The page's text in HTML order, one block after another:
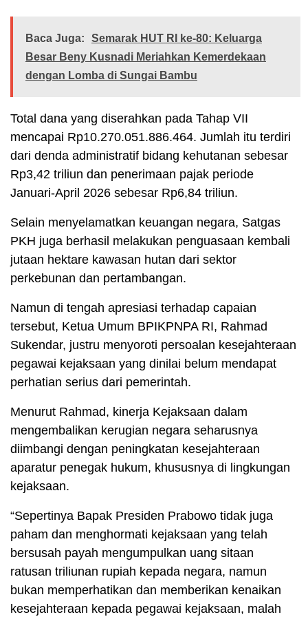
Baca Juga:
Semarak HUT RI ke-80: Keluarga
Besar Beny Kusnadi Meriahkan Kemerdekaan
dengan Lomba di Sungai Bambu
Total dana yang diserahkan pada Tahap VII
mencapai Rp10.270.051.886.464. Jumlah itu terdiri
dari denda administratif bidang kehutanan sebesar
Rp3,42 triliun dan penerimaan pajak periode
Januari-April 2026 sebesar Rp6,84 triliun.
Selain menyelamatkan keuangan negara, Satgas
PKH juga berhasil melakukan penguasaan kembali
jutaan hektare kawasan hutan dari sektor
perkebunan dan pertambangan.
Namun di tengah apresiasi terhadap capaian
tersebut, Ketua Umum BPIKPNPA RI, Rahmad
Sukendar, justru menyoroti persoalan kesejahteraan
pegawai kejaksaan yang dinilai belum mendapat
perhatian serius dari pemerintah.
Menurut Rahmad, kinerja Kejaksaan dalam
mengembalikan kerugian negara seharusnya
diimbangi dengan peningkatan kesejahteraan
aparatur penegak hukum, khususnya di lingkungan
kejaksaan.
“Sepertinya Bapak Presiden Prabowo tidak juga
paham dan menghormati kejaksaan yang telah
bersusah payah mengumpulkan uang sitaan
ratusan triliunan rupiah kepada negara, namun
bukan memperhatikan dan memberikan kenaikan
kesejahteraan kepada pegawai kejaksaan, malah